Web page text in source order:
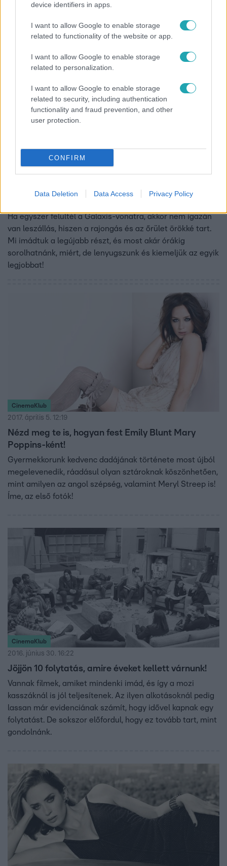
device identifiers in apps.
I want to allow Google to enable storage
related to functionality of the website or app.
I want to allow Google to enable storage
related to personalization.
I want to allow Google to enable storage
related to security, including authentication
functionality and fraud prevention, and other
user protection.
CONFIRM
Data Deletion Data Access Privacy Policy
meghódítottak mindenkit. Az Emily Blunttal felélesztett
2017. május 17. 11:16
Na, akkor melyik is volt A galaxis őrzői 2 legjobb
Ha egyszer felültél a Galaxis-vonatra, akkor nem igazán
van leszállás, hiszen a rajongás és az őrület örökké tart.
Mi imádtuk a legújabb részt, és most akár órákig
sorolhatnánk, miért, de lenyugszunk és kiemeljük az egyik
legjobbat!
CinemaKlub
2017. április 5. 12:19
Nézd meg te is, hogyan fest Emily Blunt Mary
Poppins-ként!
Gyermekkorunk kedvenc dadájának története most újból
megelevenedik, ráadásul olyan sztároknak köszönhetően,
mint amilyen az angol szépség, valamint Meryl Streep is!
Íme, az első fotók!
CinemaKlub
2016. június 30. 16:22
Jöjjön 10 folytatás, amire éveket kellett várnunk!
Vannak filmek, amiket mindenki imád, és így a mozi
kasszáknál is jól teljesítenek. Az ilyen alkotásoknál pedig
lassan már evidenciának számít, hogy idővel kapnak egy
folytatást. De sokszor előfordul, hogy ez tovább tart, mint
gondolnánk.